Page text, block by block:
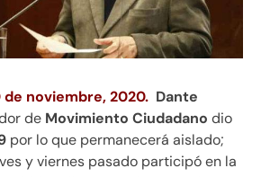
noviembre, 2020. Dante
de Movimiento Ciudadano dio
por lo que permanecerá aislado;
y viernes pasado participó en la